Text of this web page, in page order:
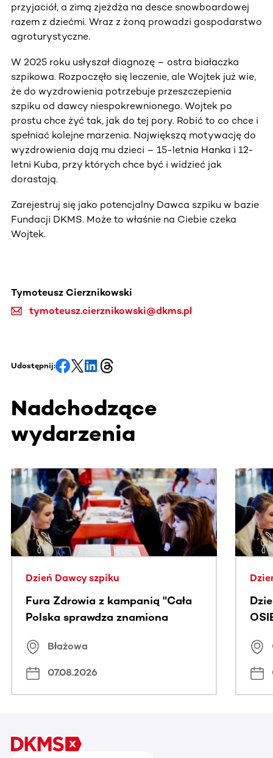
przyjaciół, a zimą zjeżdża na desce snowboardowej
razem z dziećmi. Wraz z żoną prowadzi gospodarstwo
agroturystyczne.
W 2025 roku usłyszał diagnozę – ostra białaczka
szpikowa. Rozpoczęło się leczenie, ale Wojtek już wie,
że do wyzdrowienia potrzebuje przeszczepienia
szpiku od dawcy niespokrewnionego. Wojtek po
prostu chce żyć tak, jak do tej pory. Robić to co chce i
spełniać kolejne marzenia. Największą motywację do
wyzdrowienia dają mu dzieci – 15-letnia Hanka i 12-
letni Kuba, przy których chce być i widzieć jak
dorastają.
Zarejestruj się jako potencjalny Dawca szpiku w bazie
Fundacji DKMS. Może to właśnie na Ciebie czeka
Wojtek.
Tymoteusz Cierznikowski
tymoteusz.cierznikowski@dkms.pl
Udostępnij:
Nadchodzące
wydarzenia
Ta sekcja zawiera treści przewijane w poziomie. Użyj
Dzień Dawcy szpiku
Fura Zdrowia z kampanią "Cała
Polska sprawdza znamiona
Błażowa
07.08.2026